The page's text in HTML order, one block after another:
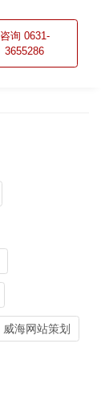
咨询 0631-
3655286
威海网站策划